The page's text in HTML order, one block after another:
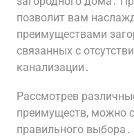
позволит вам
преимуществами
связанных с
канализации․
Рассмотрев
преимуществ, можно
правильного